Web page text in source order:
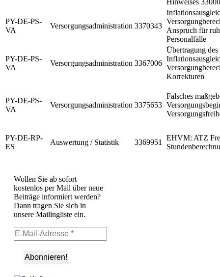
Hinweises
PY-DE-PS-
VA
Versorgungsadministration 3370343
Anspruch für
Personalfälle
PY-DE-PS-
VA
Versorgungsadministration 3367006
Übertragung
Korrekturen
PY-DE-PS-
VA
Versorgungsadministration 3375653
Falsches
PY-DE-RP-
ES
Auswertung / Statistik 3369951
EHVM: ATZ
Wollen Sie ab sofort
kostenlos per Mail über neue
Beiträge informiert werden?
Dann tragen Sie sich in
unsere Mailingliste ein.